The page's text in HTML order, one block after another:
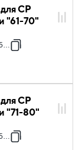
CP
"61-70"
07
CP
"71-80"
08